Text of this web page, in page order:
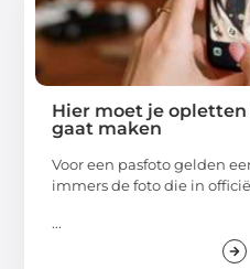
Hier moet je opletten
gaat maken
Voor een pasfoto gelden
immers de foto die in
...